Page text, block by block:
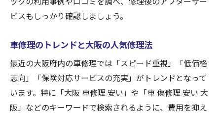
ビスもしっかり確認しましょう。
車修理のトレンドと大阪の人気修理法
最近の大阪府内の車修理では「スピード重視」「低価格
志向」「保険対応サービスの充実」がトレンドとなって
います。特に「大阪 車修理 安い」や「車 傷修理 安い 大
阪」などのキーワードで検索されるように、費用を抑え